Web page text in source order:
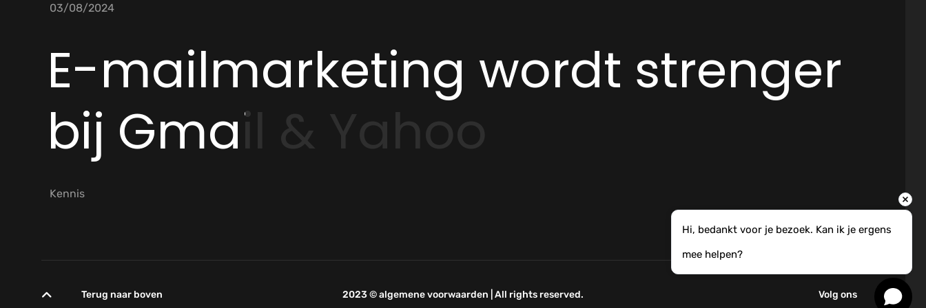
03/08/2024
E-mailmarketing wordt strenger
bij Gmail & Yahoo
Kennis
Terug naar boven 2023 ©algemene voorwaarden | All rights reserved. Volg ons
Hi, bedankt voor je bezoek. Kan ik je ergens
mee helpen?